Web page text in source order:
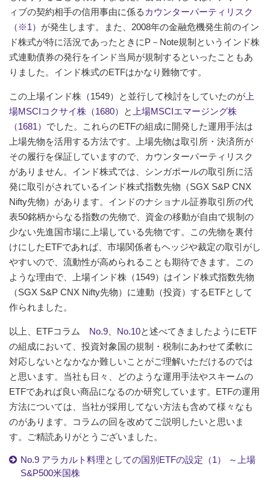
ィブの契約相手の信用事由に係る カウンターパーティリスク
（※1） が発生します。また、2008年の金融危機発生前のイン
ド株式が特に活況であったときにP－Note規制というインド株
式連動債券の発行をインド当局が規制するといったこともあ
りました。インド株式のETFはかなり難物です。
この上場インド株（1549）と並行して検討をしていたのが 上
場MSCIコクサイ株（1680）
と 上場MSCIエマージング株
（1681） でした。これらのETFの組成に開発した運用手法は
上場先物を活用する方法です。上場先物は取引所・決済所が
その履行を保証していますので、カウンターパーティリスク
がありません。インド株式では、シンガポールの取引所に活
発に取引がされているインド株式指数先物（SGX S&P CNX
Nifty先物）があります。インドのナショナル証券取引所の代
表50銘柄からなる指数の先物で、資金の移動が自由で規制の
少ない先進国市場に上場している先物です。この先物を裏付
けにしたETFであれば、市場関係者もヘッジや裁定の取引がし
やすいので、流動性が高められることも期待できます。この
ような理由で、上場インド株（1549）はインド株式指数先物
（SGX S&P CNX Nifty先物）に連動（投資）するETFとして
作られました。
以上、ETFコラム No.9 No.10と述べてきましたようにETF
の組成において、投資対象国の規制・税制にあわせて柔軟に
対応しないとなかなか難しいことがご理解いただけるのでは
と思います。当社も日々、どのような運用手法やスキームの
ETFであれば良い商品になるのか研究しています。ETFの運用
方法については、当社が採用してない方法も含めて様々なも
のがあります。コラムの回を改めてご説明したいと思いま
す。ご精読ありがとうございました。
No.9 アラカルト料理としての国別ETFの設定（1） ～上場
S&P500米国株